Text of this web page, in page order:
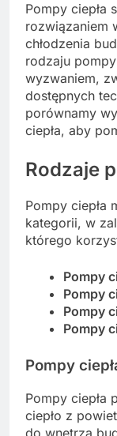
Pompy ciepła
rozwiązaniem
chłodzenia
rodzaju
wyzwaniem,
dostępnych
porównamy
ciepła, aby
Rodzaje
Pompy ciepła
kategorii, w
którego
Pompy
Pompy
Pompy
Pompy
Pompy
Pompy ciepła
ciepło z
do wnętrza